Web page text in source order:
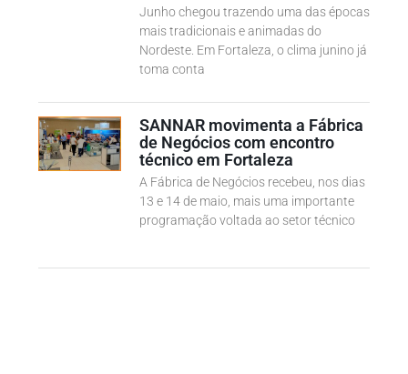
Junho chegou trazendo uma das épocas
mais tradicionais e animadas do
Nordeste. Em Fortaleza, o clima junino já
toma conta
SANNAR movimenta a Fábrica
de Negócios com encontro
técnico em Fortaleza
A Fábrica de Negócios recebeu, nos dias
13 e 14 de maio, mais uma importante
programação voltada ao setor técnico